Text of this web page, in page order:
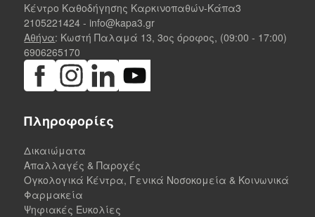
Κέντρο Καθοδήγησης Καρκινοπαθών-Κάπα3
2105221424 - info@kapa3.gr
Αθήνα: Κωστή Παλαμά 13, 3ος όροφος, (09:00 - 17:00)
6906265170
Πληροφορίες
Δικαιώματα
Απαλλαγές & Παροχές
Ογκολογικά Κέντρα, Γενικά Νοσοκομεία & Κοινωνικά
Φαρμακεία
Ψηφιακές Ευκολίες